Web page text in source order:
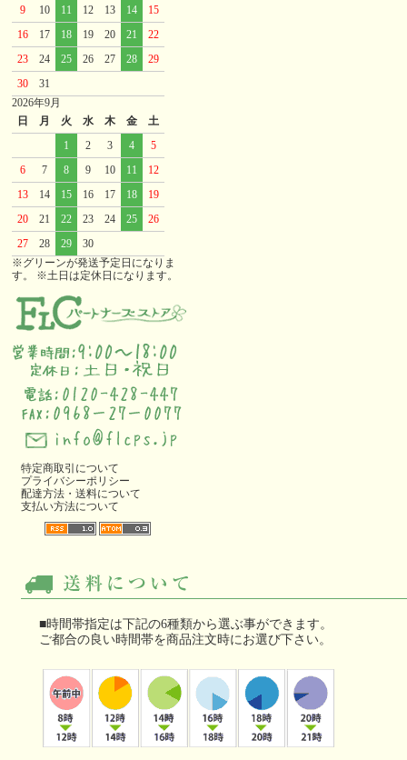
9
10 11 12 13 14
15
16
17 18 19 20 21
22
23
24 25 26 27 28
29
30
31
2026年9月
日
月 火 水 木 金
土
1
2 3 4
5
6
7 8 9 10 11
12
13
14 15 16 17 18
19
20
21 22 23 24 25
26
27
28 29
30
※グリーンが発送予定日になりま
す。 ※土日は定休日になります。
特定商取引について
プライバシーポリシー
配達方法・送料について
支払い方法について
■時間帯指定は下記の6種類から選ぶ事ができます。
ご都合の良い時間帯を商品注文時にお選び下さい。